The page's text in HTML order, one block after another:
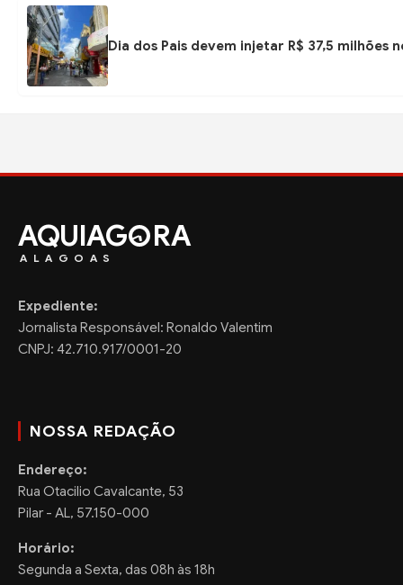
Dia dos Pais devem injetar R$ 37,5 milhões
AQUIAG RA
ALAGOAS
Expediente:
Jornalista Responsável: Ronaldo Valentim
CNPJ: 42.710.917/0001-20
NOSSA REDAÇÃO
Endereço:
Rua Otacilio Cavalcante, 53
Pilar - AL, 57.150-000
Horário:
Segunda a Sexta, das 08h às 18h